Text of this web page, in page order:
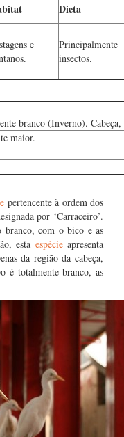
Dieta
e
Principalmente
insectos.
branco (Inverno).
maior.
pertencente à ordem dos
por ‘Carraceiro’.
branco, com o bico e as
esta espécieapresenta
da região da cabeça,
é totalmente branco, as